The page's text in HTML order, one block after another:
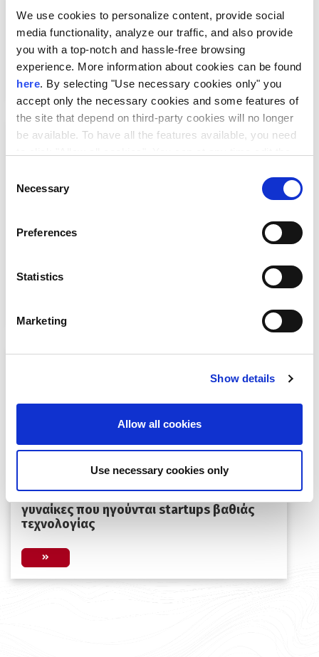
We use cookies to personalize content, provide social
media functionality, analyze our traffic, and also provide
you with a top-notch and hassle-free browsing
experience. More information about cookies can be found
here. By selecting "Use necessary cookies only" you
accept only the necessary cookies and some features of
the site that depend on third-party cookies will no longer
be available. To have all the features available, you need
our site under "Manage cookies".
Selection
Necessary
Preferences
Statistics
Marketing
Show details
Allow all cookies
Use necessary cookies only
EU-Japan Biotech & Pharma 2026
Επιχειρηματικές Συναντήσεις
Ξεκίνησε η τρίτη έκδοση του Women
TechEU 2026 – Νέα πρόσκληση για
γυναίκες που ηγούνται startups βαθιάς
τεχνολογίας